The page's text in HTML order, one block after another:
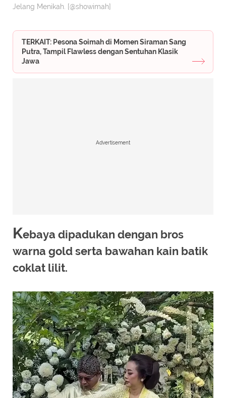
Jelang Menikah. [@showimah]
TERKAIT: Pesona Soimah di Momen Siraman Sang
Putra, Tampil Flawless dengan Sentuhan Klasik
Jawa
Advertisement
Kebaya dipadukan dengan bros
warna gold serta bawahan kain batik
coklat lilit.